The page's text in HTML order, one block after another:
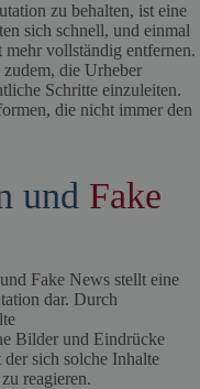
zu behalten, ist eine
sich schnell, und einmal
vollständig entfernen.
die Urheber
Schritte einzuleiten.
die nicht immer den
und Fake
Fake News stellt eine
dar. Durch
Bilder und Eindrücke
sich solche Inhalte
reagieren.